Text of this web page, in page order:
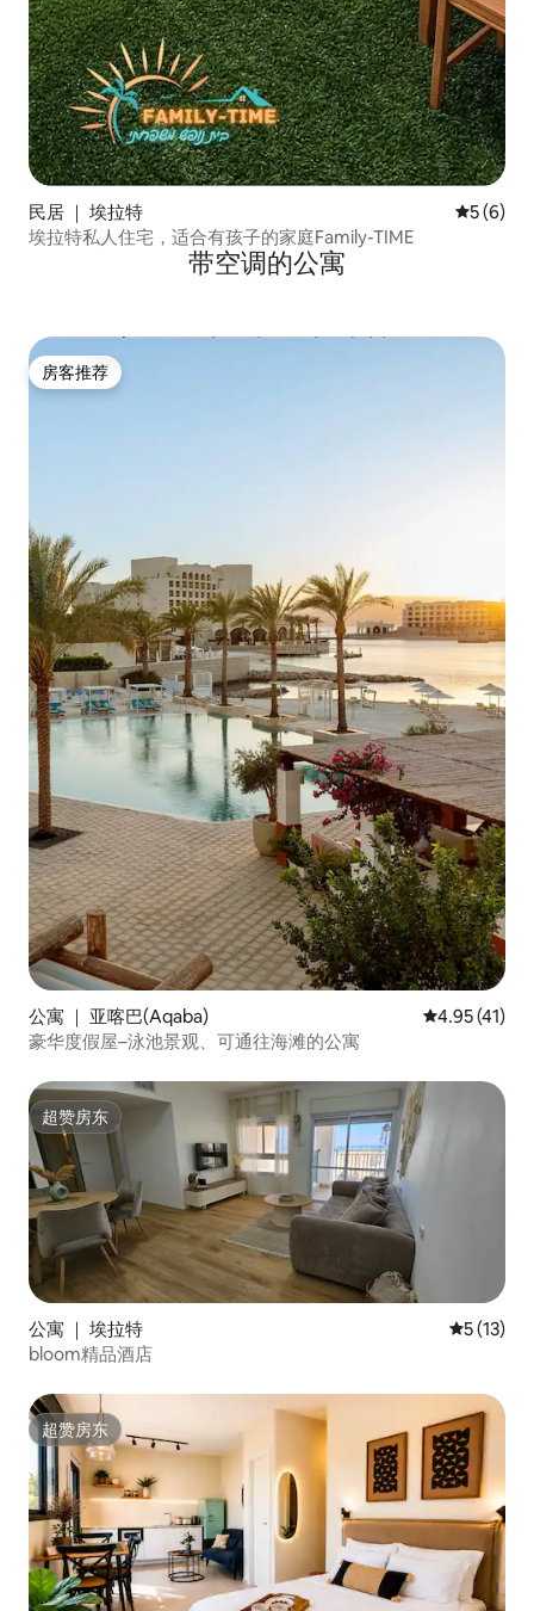
民居 ｜ 埃拉特 平均评分
5 (6)
埃拉特私人住宅，适合有孩子的家庭Family-TIME
带空调的公寓
房客推荐
房客推荐
公寓 ｜ 亚喀巴(Aqaba) 平均评分
4.95 (41)
豪华度假屋–泳池景观、可通往海滩的公寓
超赞房东
超赞房东
公寓 ｜ 埃拉特 平均评分
5 (13)
bloom精品酒店
超赞房东
超赞房东